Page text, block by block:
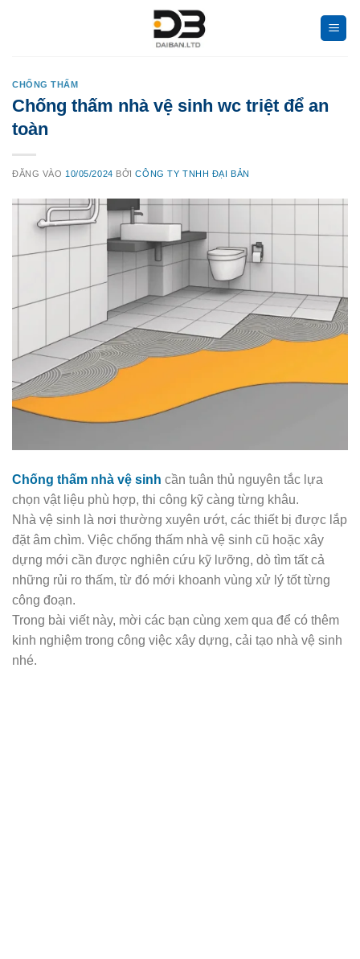
CHỐNG THẤM
Chống thấm nhà vệ sinh wc triệt để an
toàn
ĐĂNG VÀO 10/05/2024 BỞICÔNG TY TNHH ĐẠI BẢN
Chống thấm nhà vệ sinh cần tuân thủ nguyên tắc lựa
chọn vật liệu phù hợp, thi công kỹ càng từng khâu.
Nhà vệ sinh là nơi thường xuyên ướt, các thiết bị được lắp
đặt âm chìm. Việc chống thấm nhà vệ sinh cũ hoặc xây
dựng mới cần được nghiên cứu kỹ lưỡng, dò tìm tất cả
những rủi ro thấm, từ đó mới khoanh vùng xử lý tốt từng
công đoạn.
Trong bài viết này, mời các bạn cùng xem qua để có thêm
kinh nghiệm trong công việc xây dựng, cải tạo nhà vệ sinh
nhé.